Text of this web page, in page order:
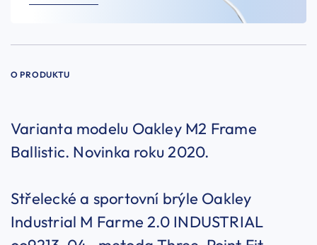
O PRODUKTU
Varianta modelu Oakley M2 Frame
Ballistic. Novinka roku 2020.
Střelecké a sportovní brýle Oakley
Industrial M Farme 2.0 INDUSTRIAL